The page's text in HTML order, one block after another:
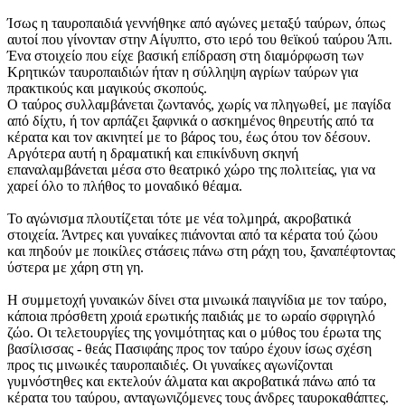
Ίσως η ταυροπαιδιά γεννήθηκε από αγώνες μεταξύ ταύρων, όπως
αυτοί που γίνονταν στην Αίγυπτο, στο ιερό του θεϊκού ταύρου Άπι.
Ένα στοιχείο που είχε βασική επίδραση στη διαμόρφωση των
Κρητικών ταυροπαιδιών ήταν η σύλληψη αγρίων ταύρων για
πρακτικούς και μαγικούς σκοπούς.
Ο ταύρος συλλαμβάνεται ζωντανός, χωρίς να πληγωθεί, με παγίδα
από δίχτυ, ή τον αρπάζει ξαφνικά ο ασκημένος θηρευτής από τα
κέρατα και τον ακινητεί με το βάρος του, έως ότου τον δέσουν.
Αργότερα αυτή η δραματική και επικίνδυνη σκηνή
επαναλαμβάνεται μέσα στο θεατρικό χώρο της πολιτείας, για να
χαρεί όλο το πλήθος το μοναδικό θέαμα.
Το αγώνισμα πλουτίζεται τότε με νέα τολμηρά, ακροβατικά
στοιχεία. Άντρες και γυναίκες πιάνονται από τα κέρατα τού ζώου
και πηδούν με ποικίλες στάσεις πάνω στη ράχη του, ξαναπέφτοντας
ύστερα με χάρη στη γη.
Η συμμετοχή γυναικών δίνει στα μινωικά παιγνίδια με τον ταύρο,
κάποια πρόσθετη χροιά ερωτικής παιδιάς με το ωραίο σφριγηλό
ζώο. Οι τελετουργίες της γονιμότητας και ο μύθος του έρωτα της
βασίλισσας - θεάς Πασιφάης προς τον ταύρο έχουν ίσως σχέση
προς τις μινωικές ταυροπαιδιές. Οι γυναίκες αγωνίζονται
γυμνόστηθες και εκτελούν άλματα και ακροβατικά πάνω από τα
κέρατα του ταύρου, ανταγωνιζόμενες τους άνδρες ταυροκαθάπτες.